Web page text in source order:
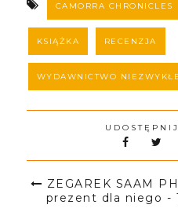
CAMORRA CHRONICLES
KSIĄŻKA RECENZJA
WYDAWNICTWO NIEZWYKŁE
ZEGAREK SAAM
prezent dla niego -